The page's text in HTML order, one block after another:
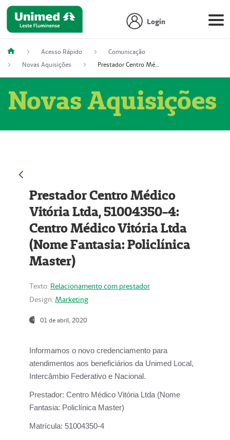
Login
Acesso Rápido
Comunicação
Novas Aquisições
Prestador Centro Médico Vitória Ltda, 51004350-4: Centro Médico Vitória Ltda (Nome Fantasia: Policlínica Master)
Novas Aquisições
Prestador Centro Médico
Vitória Ltda, 51004350-4:
Centro Médico Vitória Ltda
(Nome Fantasia: Policlínica
Master)
Texto: Relacionamento com prestador
Design: Marketing
01 de abril, 2020
Informamos o novo credenciamento para
atendimentos aos beneficiários da Unimed Local,
Intercâmbio Federativo e Nacional.
Prestador: Centro Médico Vitória Ltda (Nome
Fantasia: Policlínica Master)
Matrícula: 51004350-4